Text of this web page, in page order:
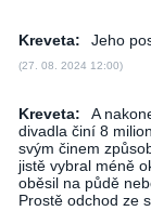
Kreveta: Jeho
(27. 08. 2024 12:00)
Kreveta:
A
divadla činí 8
svým činem
jistě vybral méně
oběsil na půdě
Prostě odchod ze